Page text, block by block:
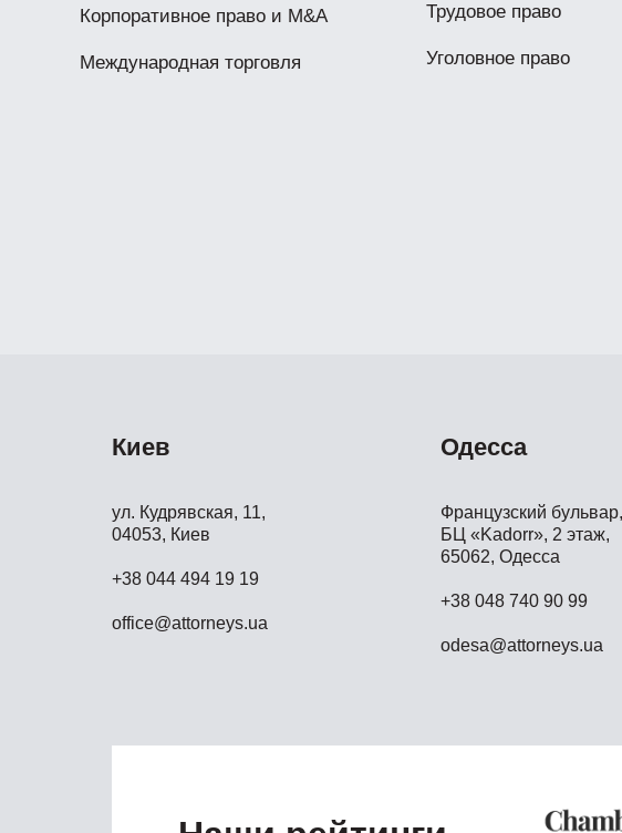
Корпоративное право и M&A
Международная торговля
Трудовое право
Уголовное право
Киев
ул. Кудрявская, 11,
04053, Киев
+38 044 494 19 19
office@attorneys.ua
Одесса
Французский
БЦ «Kadorr», 2 этаж,
65062, Одесса
+38 048 740 90 99
odesa@attorneys.ua